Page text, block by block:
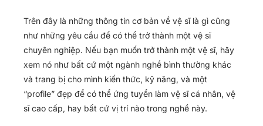
Trên đây là những thông tin cơ bản về vệ sĩ là gì cũng
như những yêu cầu để có thể trở thành một vệ sĩ
chuyên nghiệp. Nếu bạn muốn trở thành một vệ sĩ, hãy
xem nó như bất cứ một ngành nghề bình thường khác
và trang bị cho mình kiến thức, kỹ năng, và một
“profile” đẹp để có thể ứng tuyển làm vệ sĩ cá nhân, vệ
sĩ cao cấp, hay bất cứ vị trí nào trong nghề này.